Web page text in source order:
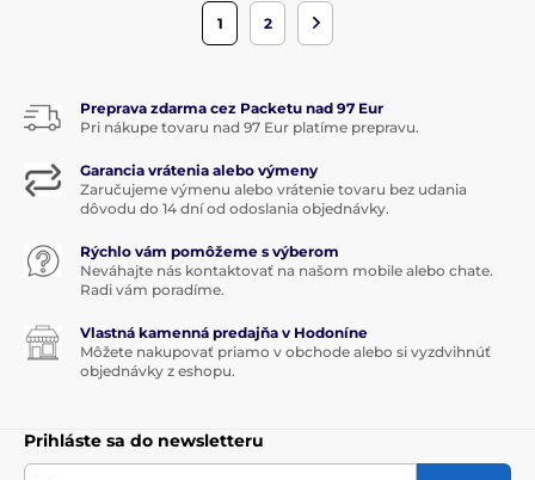
1 2
Preprava zdarma cez Packetu nad 97 Eur
Pri nákupe tovaru nad 97 Eur platíme prepravu.
Garancia vrátenia alebo výmeny
Zaručujeme výmenu alebo vrátenie tovaru bez udania
dôvodu do 14 dní od odoslania objednávky.
Rýchlo vám pomôžeme s výberom
Neváhajte nás kontaktovať na našom mobile alebo chate.
Radi vám poradíme.
Vlastná kamenná predajňa v Hodoníne
Môžete nakupovať priamo v obchode alebo si vyzdvihnúť
objednávky z eshopu.
Prihláste sa do newsletteru